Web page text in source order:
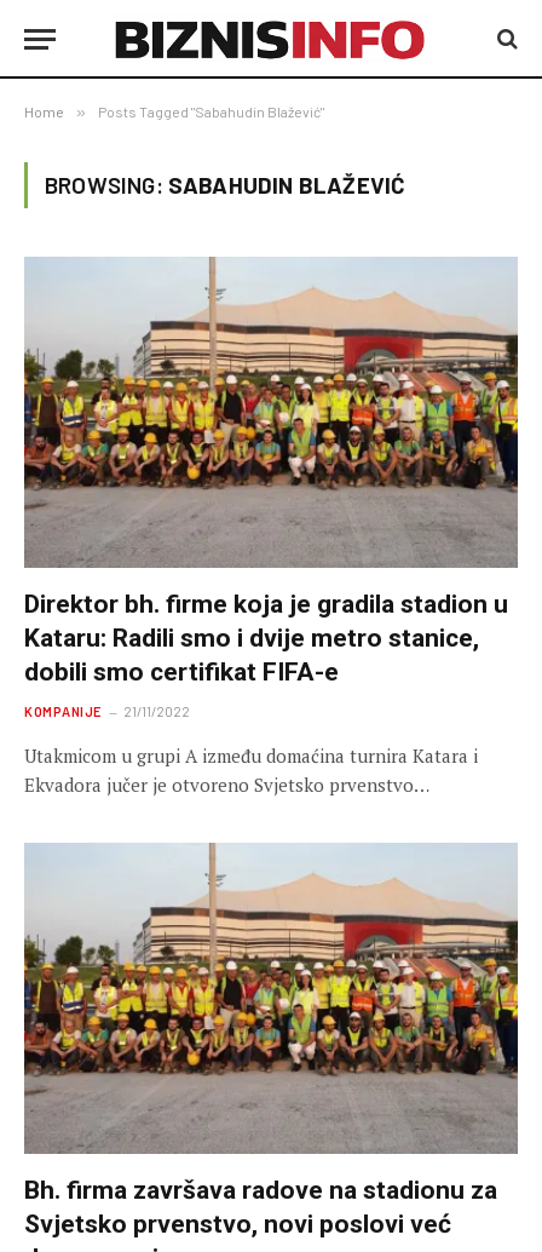
Home » Posts Tagged "Sabahudin Blažević"
BROWSING: SABAHUDIN BLAŽEVIĆ
Direktor bh. firme koja je gradila stadion u
Kataru: Radili smo i dvije metro stanice,
dobili smo certifikat FIFA-e
KOMPANIJE 21/11/2022
Utakmicom u grupi A između domaćina turnira Katara i
Ekvadora jučer je otvoreno Svjetsko prvenstvo…
Bh. firma završava radove na stadionu za
Svjetsko prvenstvo, novi poslovi već